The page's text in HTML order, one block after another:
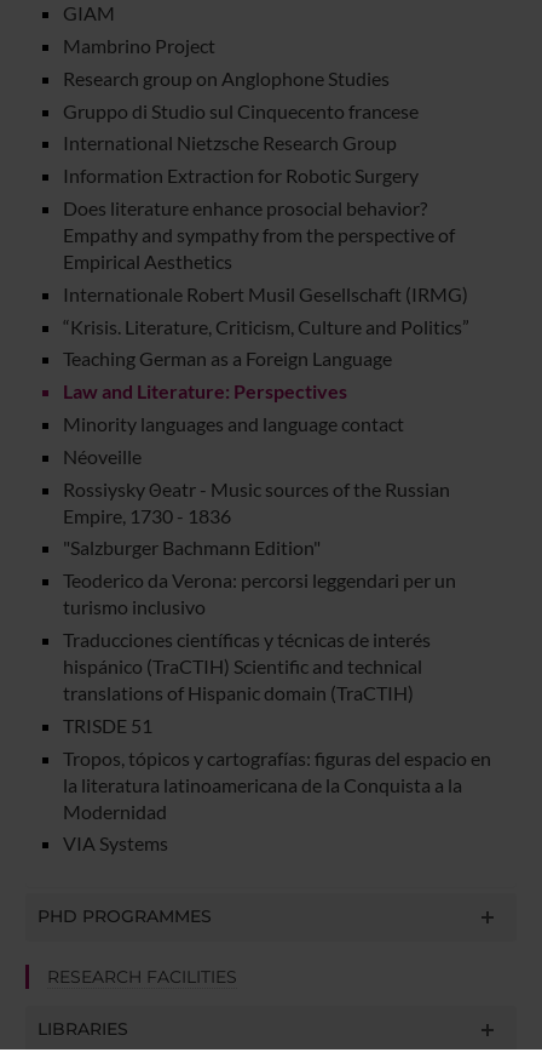
GIAM
Mambrino Project
Research group on Anglophone Studies
Gruppo di Studio sul Cinquecento francese
International Nietzsche Research Group
Information Extraction for Robotic Surgery
Does literature enhance prosocial behavior?
Empathy and sympathy from the perspective of
Empirical Aesthetics
Internationale Robert Musil Gesellschaft (IRMG)
“Krisis. Literature, Criticism, Culture and Politics”
Teaching German as a Foreign Language
Law and Literature: Perspectives
Minority languages and language contact
Néoveille
Rossiysky Θeatr - Music sources of the Russian
Empire, 1730 - 1836
"Salzburger Bachmann Edition"
Teoderico da Verona: percorsi leggendari per un
turismo inclusivo
Traducciones científicas y técnicas de interés
hispánico (TraCTIH) Scientific and technical
translations of Hispanic domain (TraCTIH)
TRISDE 51
Tropos, tópicos y cartografías: figuras del espacio en
la literatura latinoamericana de la Conquista a la
Modernidad
VIA Systems
PHD PROGRAMMES
RESEARCH FACILITIES
LIBRARIES